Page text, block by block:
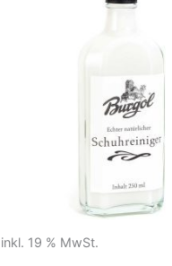
inkl. 19 % MwSt.